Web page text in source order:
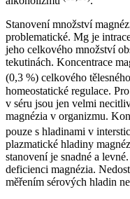
Stanovení množství
problematické. Mg je
jeho celkového množství
tekutinách. Koncentrace
(0,3 %) celkového
homeostatické regulace.
v séru jsou jen velmi
magnézia v organizmu.
pouze s hladinami v
plazmatické hladiny
stanovení je snadné a
deficienci magnézia.
měřením sérových hladin